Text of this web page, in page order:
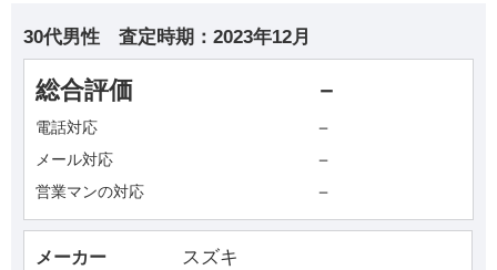
30代男性 査定時期： 2023年12月
総合評価 －
電話対応 －
メール対応 －
営業マンの対応 －
メーカー スズキ